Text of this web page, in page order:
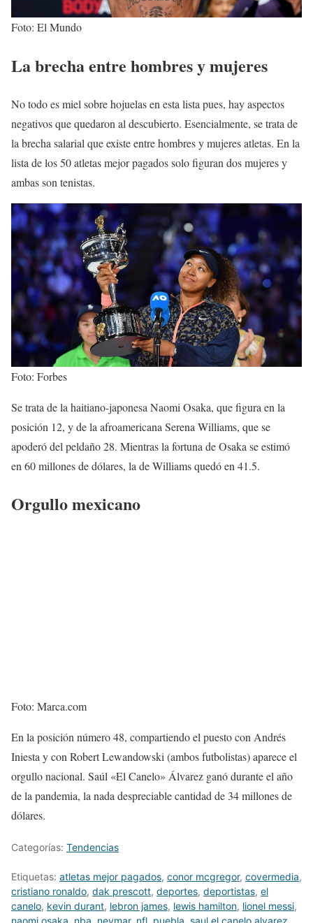
Foto: El Mundo
La brecha entre hombres y mujeres
No todo es miel sobre hojuelas en esta lista pues, hay aspectos
negativos que quedaron al descubierto. Esencialmente, se trata de
la brecha salarial que existe entre hombres y mujeres atletas. En la
lista de los 50 atletas mejor pagados solo figuran dos mujeres y
ambas son tenistas.
Foto: Forbes
Se trata de la haitiano-japonesa Naomi Osaka, que figura en la
posición 12, y de la afroamericana Serena Williams, que se
apoderó del peldaño 28. Mientras la fortuna de Osaka se estimó
en 60 millones de dólares, la de Williams quedó en 41.5.
Orgullo mexicano
Foto: Marca.com
En la posición número 48, compartiendo el puesto con Andrés
Iniesta y con Robert Lewandowski (ambos futbolistas) aparece el
orgullo nacional. Saúl «El Canelo» Álvarez ganó durante el año
de la pandemia, la nada despreciable cantidad de 34 millones de
dólares.
Categorías: Tendencias
Etiquetas: atletas mejor pagados, conor mcgregor, covermedia,
cristiano ronaldo, dak prescott, deportes, deportistas, el
canelo, kevin durant, lebron james, lewis hamilton, lionel messi,
naomi osaka nba neymar, nfl puebla saul el canelo alvarez